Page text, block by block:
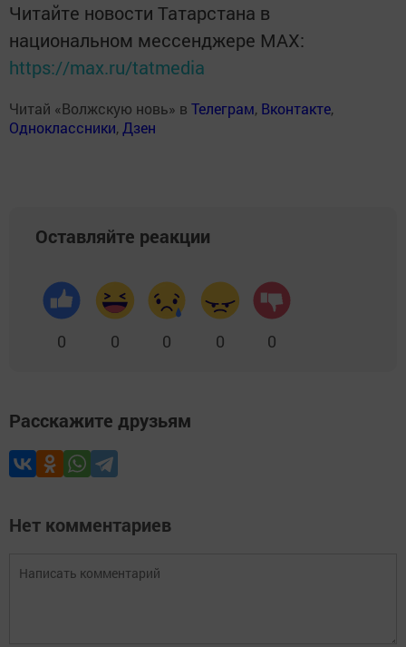
Читайте новости Татарстана в
национальном мессенджере MАХ:
https://max.ru/tatmedia
Читай «Волжскую новь» в Телеграм, Вконтакте,
Одноклассники, Дзен
Оставляйте реакции
0 0 0 0 0
Расскажите друзьям
Нет комментариев